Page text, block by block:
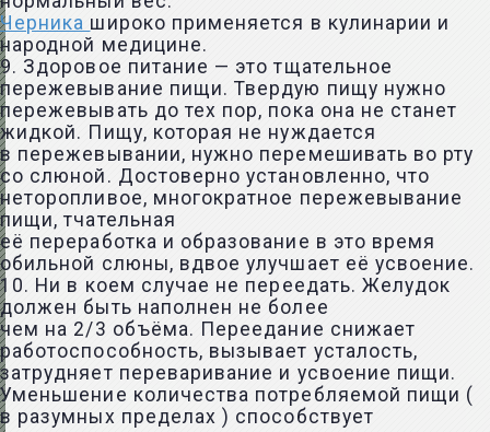
Черника широко применяется в кулинарии и
народной медицине.
9. Здоровое питание — это тщательное
пережевывание пищи. Твердую пищу нужно
пережевывать до тех пор, пока она не станет
жидкой. Пищу, которая не нуждается
в пережевывании, нужно перемешивать во рту
со слюной. Достоверно установленно, что
неторопливое, многократное пережевывание
пищи, тчательная
её переработка и образование в это время
обильной слюны, вдвое улучшает её усвоение.
10. Ни в коем случае не переедать. Желудок
должен быть наполнен не более
чем на 2/3 объёма. Переедание снижает
работоспособность, вызывает усталость,
затрудняет переваривание и усвоение пищи.
Уменьшение количества потребляемой пищи (
в разумных пределах ) способствует